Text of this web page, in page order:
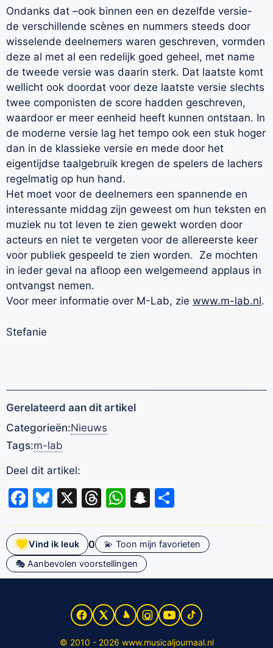
Ondanks dat –ook binnen een en dezelfde versie-
de verschillende scènes en nummers steeds door
wisselende deelnemers waren geschreven, vormden
deze al met al een redelijk goed geheel, met name
de tweede versie was daarin sterk. Dat laatste komt
wellicht ook doordat voor deze laatste versie slechts
twee componisten de score hadden geschreven,
waardoor er meer eenheid heeft kunnen ontstaan. In
de moderne versie lag het tempo ook een stuk hoger
dan in de klassieke versie en mede door het
eigentijdse taalgebruik kregen de spelers de lachers
regelmatig op hun hand.
Het moet voor de deelnemers een spannende en
interessante middag zijn geweest om hun teksten en
muziek nu tot leven te zien gewekt worden door
acteurs en niet te vergeten voor de allereerste keer
voor publiek gespeeld te zien worden. Ze mochten
in ieder geval na afloop een welgemeend applaus in
ontvangst nemen.
Voor meer informatie over M-Lab, zie www.m-lab.nl.
Stefanie
Gerelateerd aan dit artikel
Categorieën:Nieuws
Tags:m-lab
Deel dit artikel:
Facebook
Bluesky
X Threads
WhatsApp
Snapchat
Vind ik leuk 0
💫 Toon mijn favorieten
🎭 Aanbevolen voorstellingen
© 2010 - 2026 www.musicaljournaal.nl